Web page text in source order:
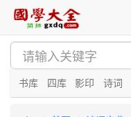
书库 四库 影印 诗词